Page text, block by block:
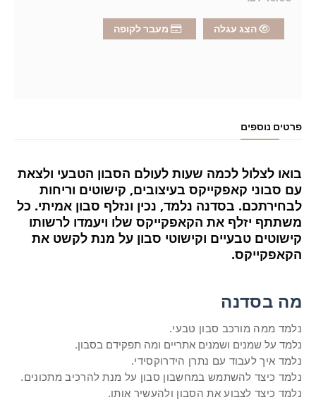
הצג עגלה מעבר לקופה
פרטים נוספים
בואו לצלול לכמה שעות לעולם הסבון הטבעי ולצאת
עם סבוני קאפקייקס בעיצובים, קישוטים וריחות
לבחירתכם. בסדנה נלמד, נכין ונזלף סבון אמיתי. כל
משתתף יזלף את הקאפקייקס שלו ויעמדו לרשותו
קישוטים טבעיים וקישוטי סבון על מנת לקשט את
הקאפקייקס.
מה בסדנה
נלמד ממה מורכב סבון טבעי.
נלמד על שמנים ושמנים אתריים ומה תפקידם בסבון.
נלמד איך לעבוד עם נתרן הידרוקסידי.
נלמד כיצד להשתמש במחשבון סבון על מנת להרכיב מתכונים.
נלמד כיצד לצבוע את הסבון ולהעשיר אותו.